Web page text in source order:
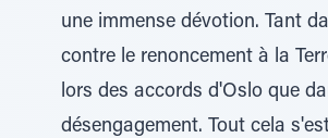
une immense dévotion. Tant
contre le renoncement à la
lors des accords d'Oslo que
désengagement. Tout cela